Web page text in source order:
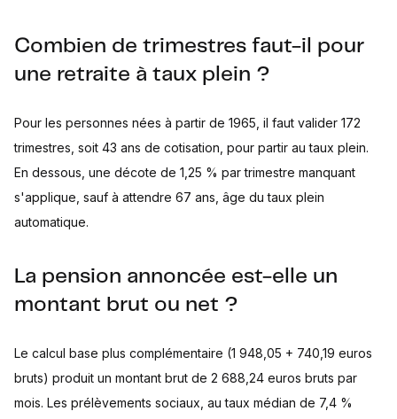
Combien de trimestres faut-il pour
une retraite à taux plein ?
Pour les personnes nées à partir de 1965, il faut valider 172
trimestres, soit 43 ans de cotisation, pour partir au taux plein.
En dessous, une décote de 1,25 % par trimestre manquant
s'applique, sauf à attendre 67 ans, âge du taux plein
automatique.
La pension annoncée est-elle un
montant brut ou net ?
Le calcul base plus complémentaire (1 948,05 + 740,19 euros
bruts) produit un montant brut de 2 688,24 euros bruts par
mois. Les prélèvements sociaux, au taux médian de 7,4 %